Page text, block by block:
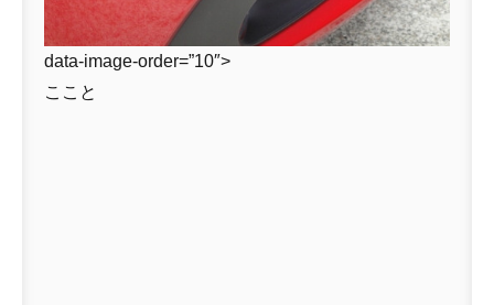
data-image-order=”10″>
ここと